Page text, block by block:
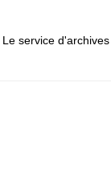
Le service d'archives